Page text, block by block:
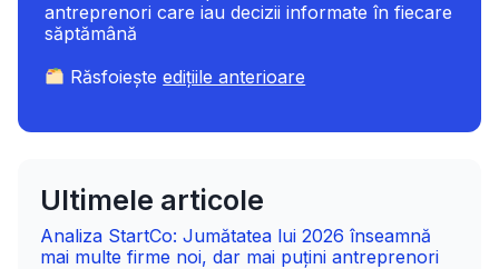
antreprenori care iau decizii informate în fiecare
săptămână
Răsfoieșteedițiile anterioare
Ultimele articole
Analiza StartCo: Jumătatea lui 2026 înseamnă
mai multe firme noi, dar mai puțini antreprenori